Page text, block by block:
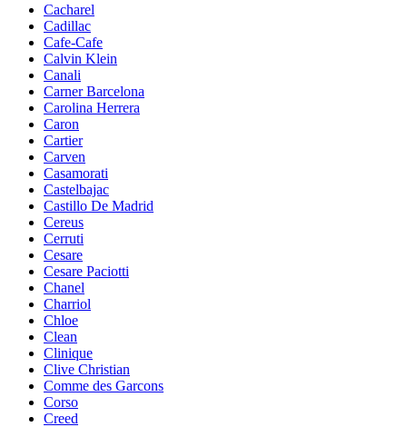
Cacharel
Cadillac
Cafe-Cafe
Calvin Klein
Canali
Carner Barcelona
Carolina Herrera
Caron
Cartier
Carven
Casamorati
Castelbajac
Castillo De Madrid
Cereus
Cerruti
Cesare
Cesare Paciotti
Chanel
Charriol
Chloe
Clean
Clinique
Clive Christian
Comme des Garcons
Corso
Creed